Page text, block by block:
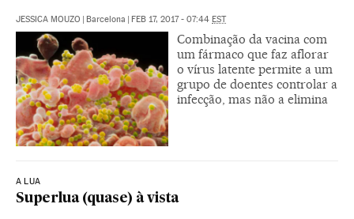
JESSICA MOUZO | Barcelona | FEB 17, 2017 - 07:44 EST
Combinação da vacina com
um fármaco que faz aflorar
o vírus latente permite a um
grupo de doentes controlar a
infecção, mas não a elimina
A LUA
Superlua (quase) à vista